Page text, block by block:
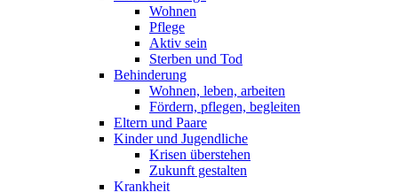
Wohnen
Pflege
Aktiv sein
Sterben und Tod
Behinderung
Wohnen, leben, arbeiten
Fördern, pflegen, begleiten
Eltern und Paare
Kinder und Jugendliche
Krisen überstehen
Zukunft gestalten
Krankheit